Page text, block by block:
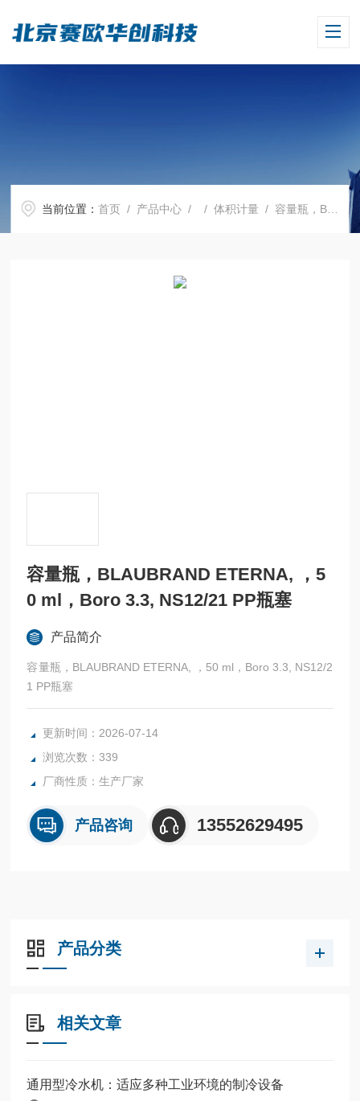
当前位置：首页 / 产品中心 / /体积计量 / 容量瓶，BLAUBRAND ETERNA, ，50 ml，Boro 3.3, NS12/21 PP瓶塞
容量瓶，BLAUBRAND ETERNA, ，5
0 ml，Boro 3.3, NS12/21 PP瓶塞
产品简介
容量瓶，BLAUBRAND ETERNA, ，50 ml，Boro 3.3, NS12/2
1 PP瓶塞
更新时间：2026-07-14
浏览次数：339
厂商性质：生产厂家
产品咨询 13552629495
产品分类
相关文章
通用型冷水机：适应多种工业环境的制冷设备